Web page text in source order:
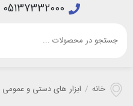
05137332000
خانه / ابزار های دستی و عمومی